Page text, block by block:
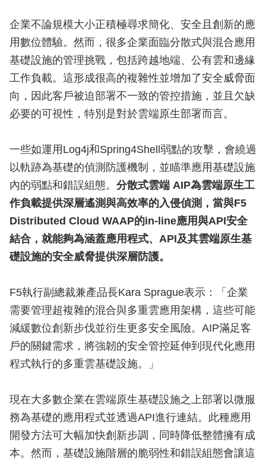
企業不論規模大小正積極尋求簡化、安全且創新的應
用數位體驗。然而，很多企業面臨分散式與混合應用
基礎設施的管理挑戰，包括跨越地端、公有雲和邊緣
工作負載。這形成很高的複雜性並增加了安全威脅面
向，因此客戶被迫部署不一致的管控措施，並且欠缺
必要的可視性，特別是對於雲端原生部署而言。
一些如運用Log4j和Spring4Shell弱點的攻擊，會繞過
以軌跡為基礎的偵測防護機制，並瞄準應用基礎設施
內的弱點和錯誤組態。 分散式雲端 AIP為雲端原生工
作負載提供深層遙測與高效率的入侵偵測，當與F5
Distributed Cloud WAAP的in-line應用與API安全
結合，就能夠為涵蓋應用程式、API及其雲端原生基
礎設施的安全威脅提供深層防護。
F5執行副總裁兼產品長Kara Sprague表示：「企業
需要管理超複雜的混合與多重雲應用架構，這些可能
減緩數位創新步伐並衍生更多安全風險。AIP滿足客
戶的關鍵需求，將強韌的安全管控延伸到現代化應用
程式執行的多重雲基礎設施。」
現在大多數企業在雲端原生基礎設施之上部署以微服
務為基礎的應用程式並透過API進行連結。此種應用
開發方法可大幅加快創新步調，同時降低整體擁有成
本。然而，基礎設施階層的脆弱性和錯誤組態會讓這